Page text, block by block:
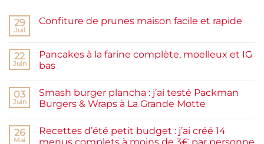
29
Juil
Confiture de prunes maison facile et rapide
Confiture
de
prunes
et
rapide
22
Juin
Pancakes à la farine complète, moelleux et IG
bas
sur
Pancakes
à
complète,
moelleux
03
Juin
Smash burger plancha : j’ai testé Packman
Burgers & Wraps à La Grande Motte
sur
Smash
26
Mai
Recettes d’été petit budget : j’ai créé 14